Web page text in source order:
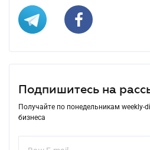
Подпишитесь на
Получайте по понедельникам weekly-
бизнеса